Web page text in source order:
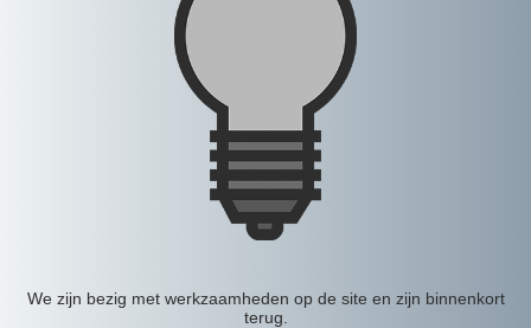
We zijn bezig met werkzaamheden op de site en zijn binnenkort
terug.